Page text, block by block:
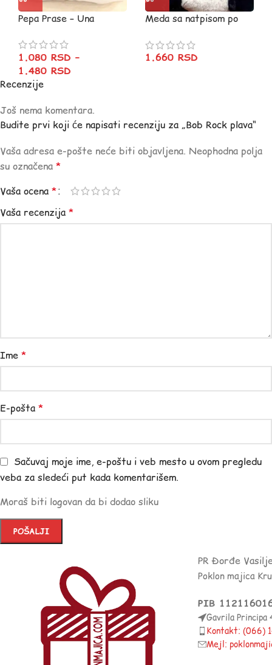
Pepa Prase – Una
1.080 RSD –
1.480 RSD
Meda sa natpisom po
1.660 RSD
Recenzije
Još nema komentara.
Budite prvi koji će napisati recenziju za „Bob Rock plava“
Vaša adresa e-pošte neće biti objavljena. Neophodna polja
su označena *
Vaša ocena *
Vaša recenzija *
Ime *
E-pošta *
Sačuvaj moje ime, e-poštu i veb mesto u ovom pregledu
veba za sledeći put kada komentarišem.
Moraš biti logovan da bi dodao sliku
PR Đorđe
Poklon majica
PIB
Gavrila Principa
Kontakt: (066)
Mejl: